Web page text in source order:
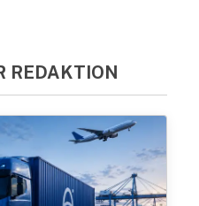
REDAKTION